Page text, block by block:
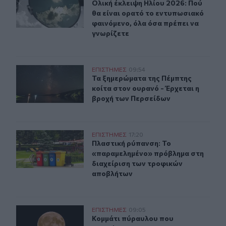
Ολική έκλειψη Ηλίου 2026: Πού θα
Ολική έκλειψη Ηλίου 2026: Πού
θα είναι ορατό το εντυπωσιακό
φαινόμενο, όλα όσα πρέπει να
γνωρίζετε
Τα ξημερώματα της Πέμπτης κοίτα στον ουρανό -
ΕΠΙΣΤΗΜΕΣ 09:54
Τα ξημερώματα της Πέμπτης
Τα ξημερώματα της Πέμπτης
κοίτα στον ουρανό - Έρχεται η
βροχή των Περσείδων
Πλαστική ρύπανση: Το «παραμελημένο» πρόβλημα στη
ΕΠΙΣΤΗΜΕΣ 17:20
Πλαστική ρύπανση: Το
Πλαστική ρύπανση: Το
«παραμελημένο» πρόβλημα στη
διαχείριση των τροφικών
αποβλήτων
Κομμάτι πύραυλου που προσέκρουσε στη Σελήνη
ΕΠΙΣΤΗΜΕΣ 09:05
Κομμάτι πύραυλου που
Κομμάτι πύραυλου που